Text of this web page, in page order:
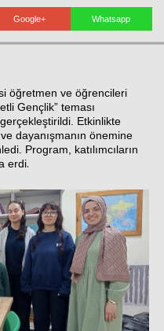
Google+ Whatsapp
öğretmen ve öğrencileri
Gençlik” teması
gerçekleştirildi. Etkinlikte
dayanışmanın önemine
Program, katılımcıların
erdi.
Haberin Doğru Adresi.